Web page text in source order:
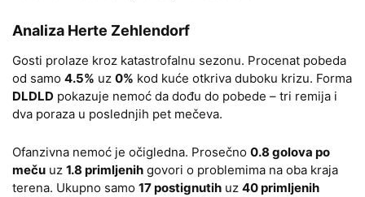
Analiza Herte Zehlendorf
Gosti prolaze kroz katastrofalnu sezonu. Procenat pobeda
od samo 4.5% uz 0% kod kuće otkriva duboku krizu. Forma
DLDLD pokazuje nemoć da dođu do pobede – tri remija i
dva poraza u poslednjih pet mečeva.
Ofanzivna nemoć je očigledna. Prosečno 0.8 golova po
meču uz 1.8 primljenih govori o problemima na oba kraja
terena. Ukupno samo 17 postignutih uz 40 primljenih